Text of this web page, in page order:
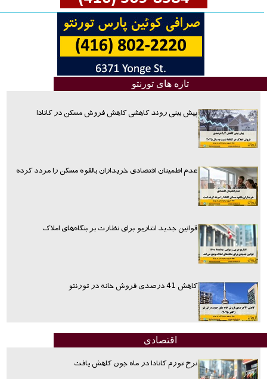
تازه های تورنتو
پیش بینی روند کاهشی کاهش فروش مسکن در کانادا
عدم اطمینان اقتصادی خریداران بالقوه مسکن را مردد کرده
قوانین جدید انتاریو برای نظارت بر بنگاه‌های املاک
کاهش 41 درصدی فروش خانه در تورنتو
اقتصادی
نرخ تورم کانادا در ماه جون کاهش یافت